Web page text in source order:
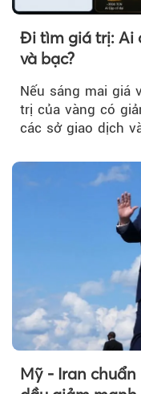
Đi tìm giá trị: Ai
và bạc?
Nếu sáng mai giá
trị của vàng có
các sở giao dịch
Mỹ - Iran